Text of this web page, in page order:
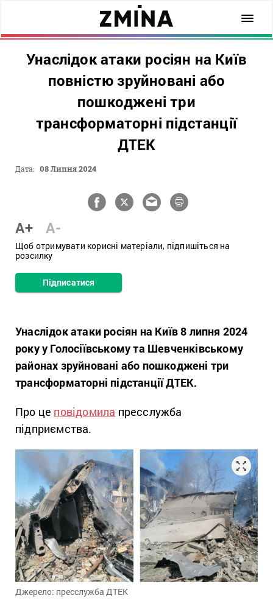
Унаслідок атаки росіян на Київ
повністю зруйновані або
пошкоджені три
трансформаторні підстанції
ДТЕК
Дата: 08 Липня 2024
A+ A-
Щоб отримувати корисні матеріали, підпишіться на
розсилку
Підписатися
Унаслідок атаки росіян на Київ 8 липня 2024
року у Голосіївському та Шевченківському
районах зруйновані або пошкоджені три
трансформаторні підстанції ДТЕК.
Про це повідомила пресслужба
підприємства.
Джерело: пресслужба ДТЕК